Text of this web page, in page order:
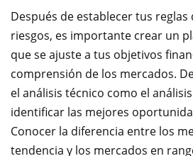
Después de establecer tus reglas
riesgos, es importante crear un
que se ajuste a tus objetivos
comprensión de los mercados.
el análisis técnico como el
identificar las mejores
Conocer la diferencia entre los
tendencia y los mercados en